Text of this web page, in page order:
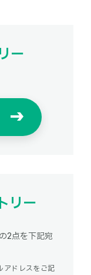
ー
リー
2点を下記宛
アドレスをご記